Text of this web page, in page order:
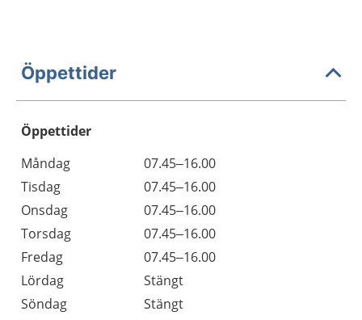
Öppettider
Öppettider
Dag
Öppettider
Kommentarer
Måndag
07.45–16.00
Tisdag
07.45–16.00
Onsdag
07.45–16.00
Torsdag
07.45–16.00
Fredag
07.45–16.00
Lördag
Stängt
Söndag
Stängt